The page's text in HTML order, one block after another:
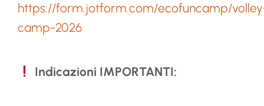
https://form.jotform.com/ecofuncamp/
camp-2026
Indicazioni IMPORTANTI: